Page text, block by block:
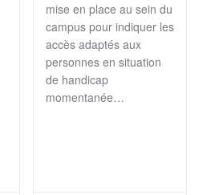
mise en place au sein du
campus pour indiquer les
accès adaptés aux
personnes en situation
de handicap
momentanée…